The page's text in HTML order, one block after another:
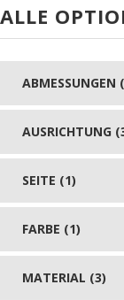
ALLE
ABMESSUNGEN
AUSRICHTUNG
SEITE (1)
FARBE (1)
MATERIAL (3)